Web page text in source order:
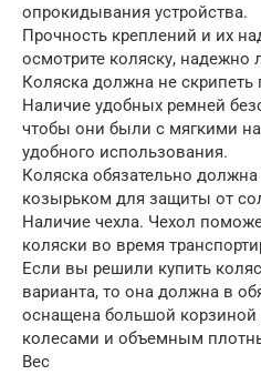
опрокидывания устройства.
Прочность креплений и их
осмотрите коляску, надежно
Коляска должна не скрипеть
Наличие удобных ремней
чтобы они были с мягкими
удобного использования.
Коляска обязательно
козырьком для защиты от
Наличие чехла. Чехол
коляски во время
Если вы решили купить
варианта, то она должна в
оснащена большой
колесами и объемным
Вес